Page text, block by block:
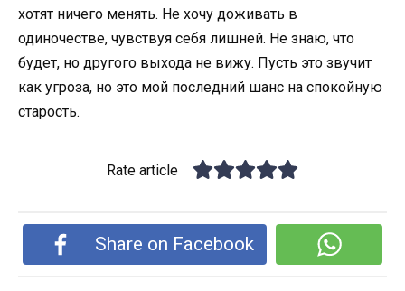
хотят ничего менять. Не хочу доживать в
одиночестве, чувствуя себя лишней. Не знаю, что
будет, но другого выхода не вижу. Пусть это звучит
как угроза, но это мой последний шанс на спокойную
старость.
Rate article
Share on Facebook